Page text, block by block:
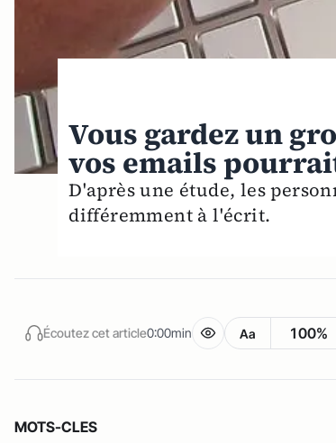
Vous gardez un
vos emails
D'après une étude, les
différemment à l'écrit.
Écoutez cet article0:00min Aa 100%
MOTS-CLES